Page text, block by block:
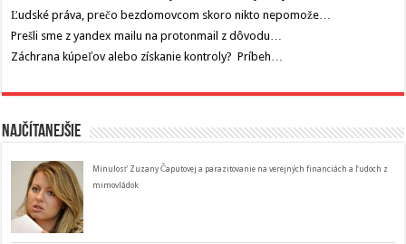
Ľudské práva, prečo bezdomovcom skoro nikto nepomože…
Prešli sme z yandex mailu na protonmail z dôvodu…
Záchrana kúpeľov alebo získanie kontroly? Príbeh…
Najčítanejšie
Minulosť Zuzany Čaputovej a parazitovanie na verejných financiách a ľudoch z
mimovládok